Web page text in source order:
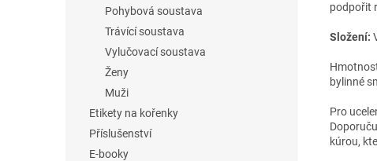
Pohybová soustava
Trávící soustava
Vylučovací soustava
Ženy
Muži
Etikety na kořenky
Příslušenství
E-booky
podpořit
Složení:
bylinné
Pro
kúrou,